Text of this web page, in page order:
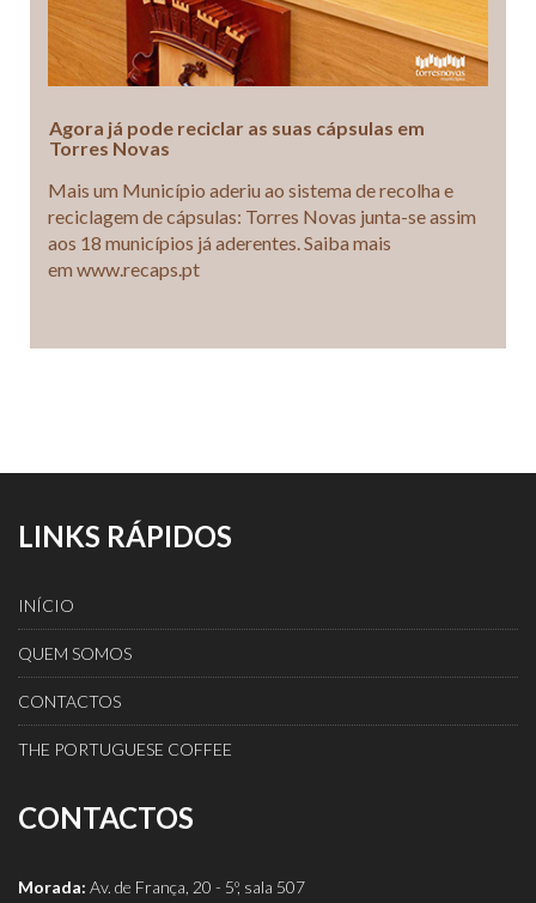
Agora já pode reciclar as suas cápsulas em
Torres Novas
Mais um Município aderiu ao sistema de recolha e
reciclagem de cápsulas: Torres Novas junta-se assim
aos 18 municípios já aderentes. Saiba mais
em www.recaps.pt
LINKS RÁPIDOS
INÍCIO
QUEM SOMOS
CONTACTOS
THE PORTUGUESE COFFEE
CONTACTOS
Morada: Av. de França, 20 - 5º, sala 507